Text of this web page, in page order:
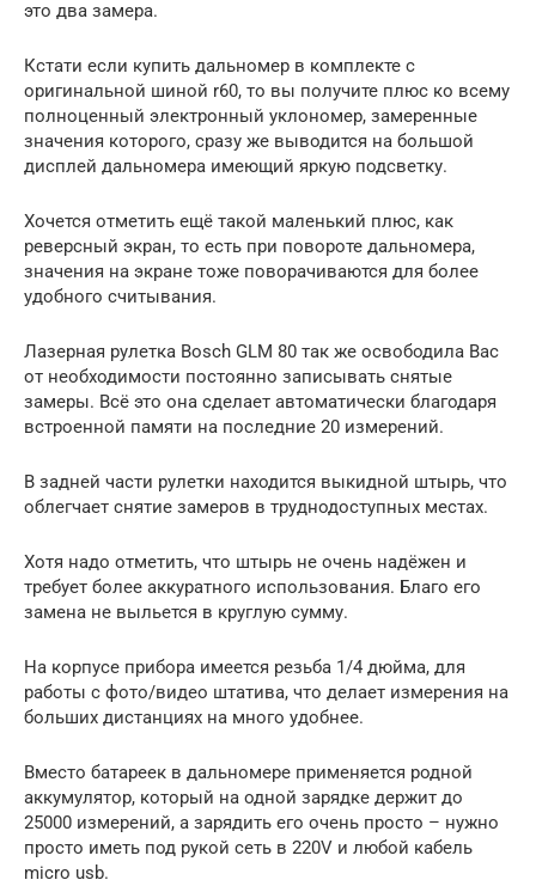
это два замера.
Кстати если купить дальномер в комплекте с
оригинальной шиной r60, то вы получите плюс ко всему
полноценный электронный уклономер, замеренные
значения которого, сразу же выводится на большой
дисплей дальномера имеющий яркую подсветку.
Хочется отметить ещё такой маленький плюс, как
реверсный экран, то есть при повороте дальномера,
значения на экране тоже поворачиваются для более
удобного считывания.
Лазерная рулетка Bosch GLM 80 так же освободила Вас
от необходимости постоянно записывать снятые
замеры. Всё это она сделает автоматически благодаря
встроенной памяти на последние 20 измерений.
В задней части рулетки находится выкидной штырь, что
облегчает снятие замеров в труднодоступных местах.
Хотя надо отметить, что штырь не очень надёжен и
требует более аккуратного использования. Благо его
замена не выльется в круглую сумму.
На корпусе прибора имеется резьба 1/4 дюйма, для
работы с фото/видео штатива, что делает измерения на
больших дистанциях на много удобнее.
Вместо батареек в дальномере применяется родной
аккумулятор, который на одной зарядке держит до
25000 измерений, а зарядить его очень просто – нужно
просто иметь под рукой сеть в 220V и любой кабель
micro usb.